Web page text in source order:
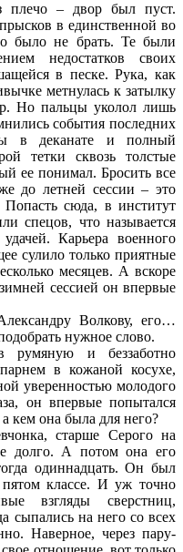
плечо – двор был пуст.
в единственной во
было не брать. Те были
недостатков своих
в песке. Рука, как
метнулась к затылку
Но пальцы уколол лишь
события последних
в деканате и полный
тетки сквозь толстые
ее понимал. Бросить все
до летней сессии – это
сюда, в институт
спецов, что называется
Карьера военного
сулило только приятные
месяцев. А вскоре
сессией он впервые
Волкову, его…
нужное слово.
румяную и беззаботно
в кожаной косухе,
уверенностью молодого
он впервые попытался
кем она была для него?
старше Серого на
долго. А потом она его
одиннадцать. Он был
классе. И уж точно
взгляды сверстниц,
сыпались на него со всех
Наверное, через пару-